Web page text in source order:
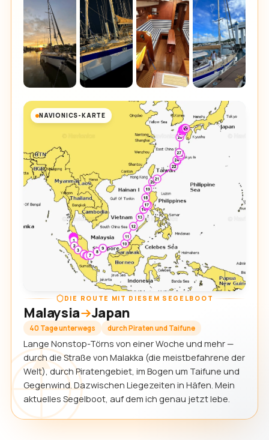
NAVIONICS-KARTE
DIE ROUTE MIT DIESEM SEGELBOOT
Malaysia Japan
40 Tage unterwegs durch Piraten und Taifune
Lange Nonstop-Törns von einer Woche und mehr —
durch die Straße von Malakka (die meistbefahrene der
Welt), durch Piratengebiet, im Bogen um Taifune und
Gegenwind. Dazwischen Liegezeiten in Häfen. Mein
aktuelles Segelboot, auf dem ich genau jetzt lebe.